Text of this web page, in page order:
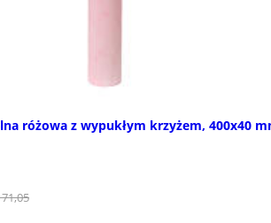
różowa z wypukłym krzyżem, 400x40